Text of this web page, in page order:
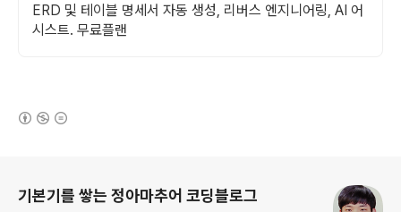
ERD 및 테이블 명세서 자동 생성, 리버스 엔지니어링, AI 어
시스트. 무료플랜
기본기를 쌓는 정아마추어 코딩블로그